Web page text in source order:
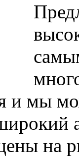
и мы
на